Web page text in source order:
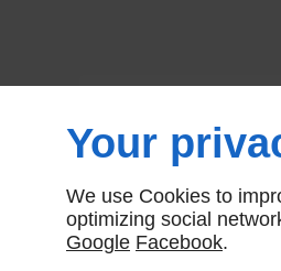
Your
We use Cookies to
optimizing social
Google Facebook.